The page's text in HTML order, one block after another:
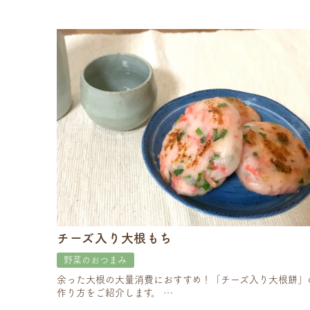
チーズ入り大根もち
野菜のおつまみ
余った大根の大量消費におすすめ！「チーズ入り大根餅」
作り方をご紹介します。 …